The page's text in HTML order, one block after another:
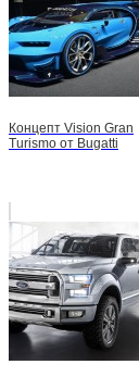
Концепт Vision Gran
Turismo от Bugatti